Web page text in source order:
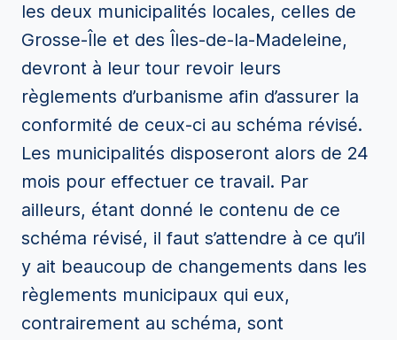
les deux municipalités locales, celles de
Grosse-Île et des Îles-de-la-Madeleine,
devront à leur tour revoir leurs
règlements d’urbanisme afin d’assurer la
conformité de ceux-ci au schéma révisé.
Les municipalités disposeront alors de 24
mois pour effectuer ce travail. Par
ailleurs, étant donné le contenu de ce
schéma révisé, il faut s’attendre à ce qu’il
y ait beaucoup de changements dans les
règlements municipaux qui eux,
contrairement au schéma, sont